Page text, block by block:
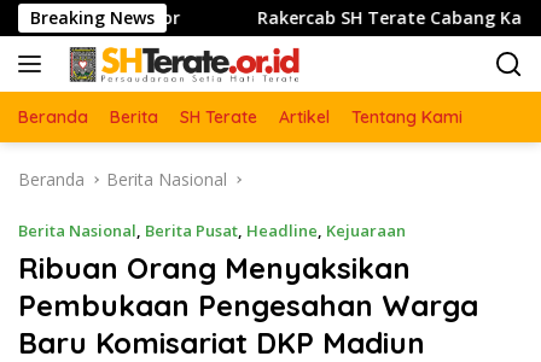
Langsung
ke
konten
Breaking News
Bulu Lor Rakercab SH Terate Cabang Kabupatrn
Beranda Berita SH Terate Artikel Tentang Kami
Beranda Berita Nasional
Berita Nasional, Berita Pusat, Headline, Kejuaraan
Ribuan Orang Menyaksikan
Pembukaan Pengesahan Warga
Baru Komisariat DKP Madiun